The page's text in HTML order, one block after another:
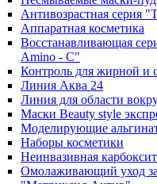
Антивозрастная серия
Аппаратная косметика
Восстанавливающая
Amino - C"
Контроль для жирной и
Линия Аква 24
Линия для области
Маски Beauty style
Моделирующие
Наборы косметики
Неинвазивная
Омолаживающий уход